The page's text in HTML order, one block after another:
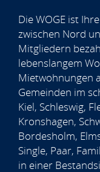
Die WOGE ist
zwischen Nord
Mitgliedern
lebenslangem
Mietwohnungen
Gemeinden im
Kiel, Schleswig,
Kronshagen,
Bordesholm,
Single, Paar,
in einer